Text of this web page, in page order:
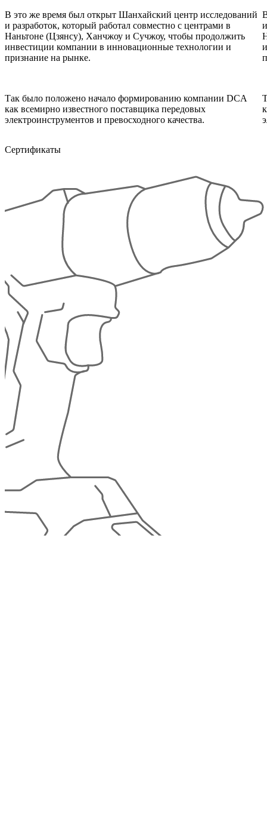
В это же время был открыт Шанхайский центр исследований
и разработок, который работал совместно с центрами в
Наньтоне (Цзянсу), Ханчжоу и Сучжоу, чтобы продолжить
инвестиции компании в инновационные технологии и
признание на рынке.
Так было положено начало формированию компании DCA
как всемирно известного поставщика передовых
электроинструментов и превосходного качества.
Сертификаты